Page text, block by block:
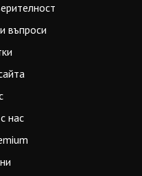
въпроси
нас